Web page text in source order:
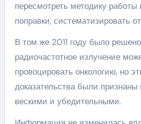
пересмотреть методику работы
поправки, систематизировать
В том же 2011 году было
радиочастотное излучение
провоцировать онкологию, но
доказательства были признаны
вескими и убедительными.